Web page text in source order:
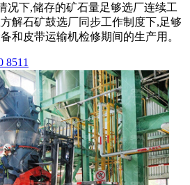
况下,储存的矿石量足够选厂连续工
解石矿鼓选厂同步工作制度下,足够
和皮带运输机检修期间的生产用。
8511